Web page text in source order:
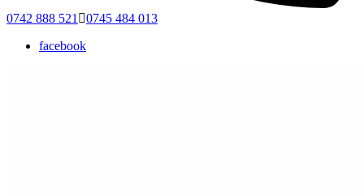
0742 888 521
0745 484 013
facebook